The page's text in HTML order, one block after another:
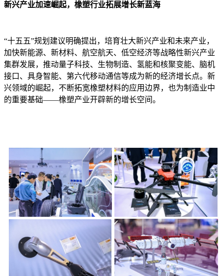
新兴产业加速崛起，橡塑行业拓展增长新蓝海
“十五五”规划建议明确提出，培育壮大新兴产业和未来产业，
加快新能源、新材料、航空航天、低空经济等战略性新兴产业
集群发展，推动量子科技、生物制造、氢能和核聚变能、脑机
接口、具身智能、第六代移动通信等成为新的经济增长点。新
兴领域的崛起，不断拓宽橡塑材料的应用边界，也为制造业中
的重要基础——橡塑产业开辟新的增长空间。